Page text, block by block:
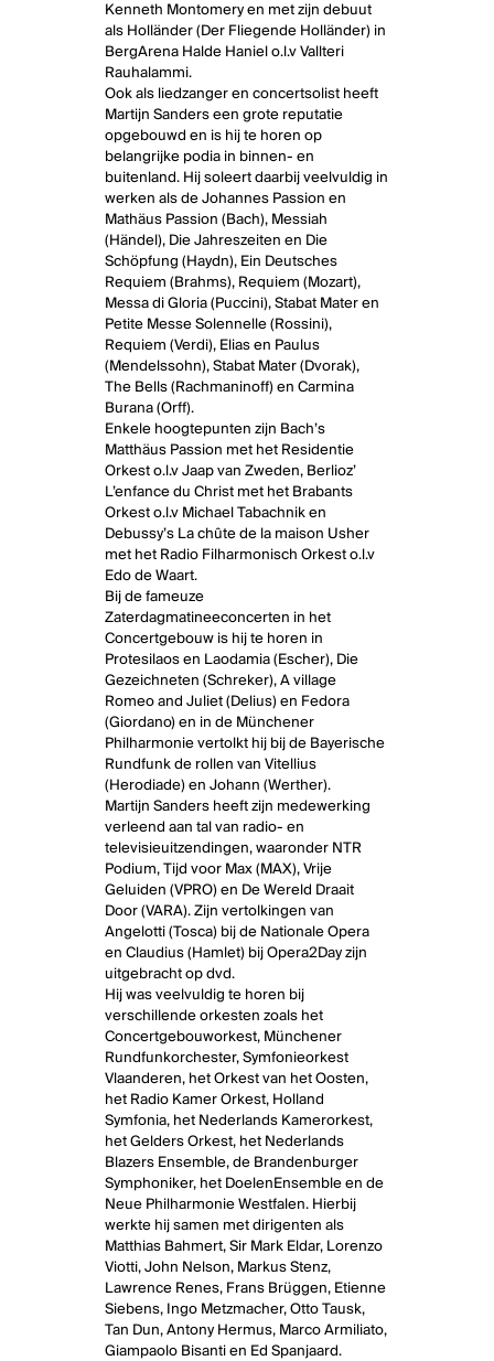
Kenneth Montomery en met zijn debuut
als Holländer (Der Fliegende Holländer) in
BergArena Halde Haniel o.l.v Vallteri
Rauhalammi.
Ook als liedzanger en concertsolist heeft
Martijn Sanders een grote reputatie
opgebouwd en is hij te horen op
belangrijke podia in binnen- en
buitenland. Hij soleert daarbij veelvuldig in
werken als de Johannes Passion en
Mathäus Passion (Bach), Messiah
(Händel), Die Jahreszeiten en Die
Schöpfung (Haydn), Ein Deutsches
Requiem (Brahms), Requiem (Mozart),
Messa di Gloria (Puccini), Stabat Mater en
Petite Messe Solennelle (Rossini),
Requiem (Verdi), Elias en Paulus
(Mendelssohn), Stabat Mater (Dvorak),
The Bells (Rachmaninoff) en Carmina
Burana (Orff).
Enkele hoogtepunten zijn Bach’s
Matthäus Passion met het Residentie
Orkest o.l.v Jaap van Zweden, Berlioz’
L’enfance du Christ met het Brabants
Orkest o.l.v Michael Tabachnik en
Debussy’s La chûte de la maison Usher
met het Radio Filharmonisch Orkest o.l.v
Edo de Waart.
Bij de fameuze
Zaterdagmatineeconcerten in het
Concertgebouw is hij te horen in
Protesilaos en Laodamia (Escher), Die
Gezeichneten (Schreker), A village
Romeo and Juliet (Delius) en Fedora
(Giordano) en in de Münchener
Philharmonie vertolkt hij bij de Bayerische
Rundfunk de rollen van Vitellius
(Herodiade) en Johann (Werther).
Martijn Sanders heeft zijn medewerking
verleend aan tal van radio- en
televisieuitzendingen, waaronder NTR
Podium, Tijd voor Max (MAX), Vrije
Geluiden (VPRO) en De Wereld Draait
Door (VARA). Zijn vertolkingen van
Angelotti (Tosca) bij de Nationale Opera
en Claudius (Hamlet) bij Opera2Day zijn
uitgebracht op dvd.
Hij was veelvuldig te horen bij
verschillende orkesten zoals het
Concertgebouworkest, Münchener
Rundfunkorchester, Symfonieorkest
Vlaanderen, het Orkest van het Oosten,
het Radio Kamer Orkest, Holland
Symfonia, het Nederlands Kamerorkest,
het Gelders Orkest, het Nederlands
Blazers Ensemble, de Brandenburger
Symphoniker, het DoelenEnsemble en de
Neue Philharmonie Westfalen. Hierbij
werkte hij samen met dirigenten als
Matthias Bahmert, Sir Mark Eldar, Lorenzo
Viotti, John Nelson, Markus Stenz,
Lawrence Renes, Frans Brüggen, Etienne
Siebens, Ingo Metzmacher, Otto Tausk,
Tan Dun, Antony Hermus, Marco Armiliato,
Giampaolo Bisanti en Ed Spanjaard.